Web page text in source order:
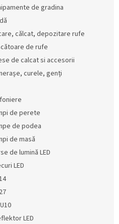
de gradina
călcat, depozitare rufe
de rufe
de calcat si accesorii
curele, genți
de perete
de podea
de masă
de lumină LED
LED
LED